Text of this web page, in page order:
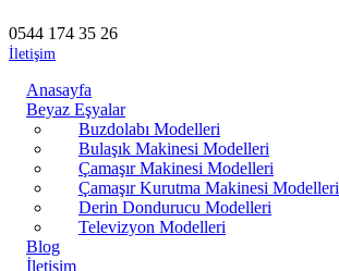
0544 174 35 26
İletişim
Anasayfa
Beyaz Eşyalar
Buzdolabı Modelleri
Bulaşık Makinesi Modelleri
Çamaşır Makinesi Modelleri
Çamaşır Kurutma Makinesi Modelleri
Derin Dondurucu Modelleri
Televizyon Modelleri
Blog
İletişim